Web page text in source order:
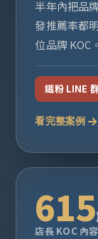
半年內把品
發推薦率都
位品牌 KOC。
鐵粉 LINE
看完整案例
615
店長 KOC 內